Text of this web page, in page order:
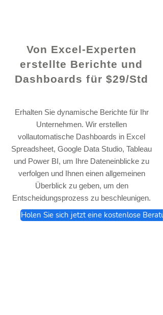
Von Excel-Experten
erstellte Berichte und
Dashboards für $29/Std
Erhalten Sie dynamische Berichte für Ihr
Unternehmen. Wir erstellen
vollautomatische Dashboards in Excel
Spreadsheet, Google Data Studio, Tableau
und Power BI, um Ihre Dateneinblicke zu
verfolgen und Ihnen einen allgemeinen
Überblick zu geben, um den
Entscheidungsprozess zu beschleunigen.
Holen Sie sich jetzt eine kostenlose